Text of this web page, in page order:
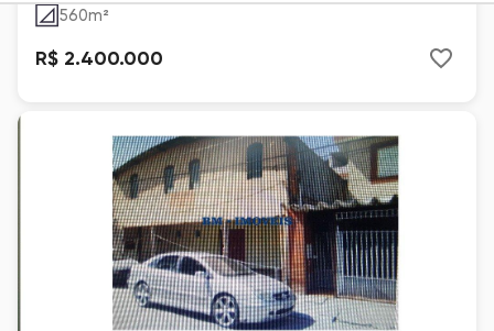
560m²
R$ 2.400.000